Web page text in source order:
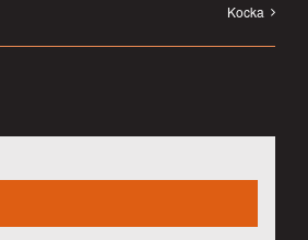
Kocka